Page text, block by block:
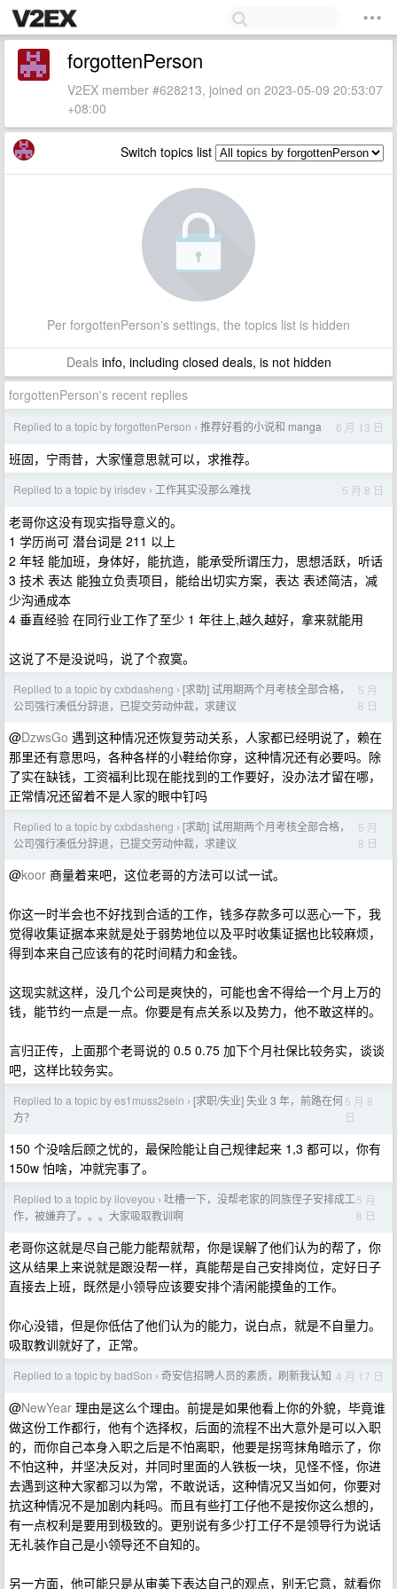
forgottenPerson
V2EX member #628213, joined on 2023-05-09 20:53:07
+08:00
Switch topics list
Per forgottenPerson's settings, the topics list is hidden
Dealsinfo, including closed deals, is not hidden
forgottenPerson's recent replies
Replied to a topic by forgottenPerson › 推荐好看的小说和 manga 6 月 13 日
班固，宁雨昔，大家懂意思就可以，求推荐。
Replied to a topic by irisdev › 工作其实没那么难找 5 月 8 日
老哥你这没有现实指导意义的。
1 学历尚可 潜台词是 211 以上
2 年轻 能加班，身体好，能抗造，能承受所谓压力，思想活跃，听话
3 技术 表达 能独立负责项目，能给出切实方案，表达 表述简洁，减
少沟通成本
4 垂直经验 在同行业工作了至少 1 年往上,越久越好，拿来就能用
这说了不是没说吗，说了个寂寞。
Replied to a topic by cxbdasheng › [求助] 试用期两个月考核全部合格，
公司强行凑低分辞退，已提交劳动仲裁，求建议
5 月
8 日
@DzwsGo 遇到这种情况还恢复劳动关系，人家都已经明说了，赖在
那里还有意思吗，各种各样的小鞋给你穿，这种情况还有必要吗。除
了实在缺钱，工资福利比现在能找到的工作要好，没办法才留在哪，
正常情况还留着不是人家的眼中钉吗
Replied to a topic by cxbdasheng › [求助] 试用期两个月考核全部合格，
公司强行凑低分辞退，已提交劳动仲裁，求建议
5 月
8 日
@koor 商量着来吧，这位老哥的方法可以试一试。
你这一时半会也不好找到合适的工作，钱多存款多可以恶心一下，我
觉得收集证据本来就是处于弱势地位以及平时收集证据也比较麻烦，
得到本来自己应该有的花时间精力和金钱。
这现实就这样，没几个公司是爽快的，可能也舍不得给一个月上万的
钱，能节约一点是一点。你要是有点关系以及势力，他不敢这样的。
言归正传，上面那个老哥说的 0.5 0.75 加下个月社保比较务实，谈谈
吧，这样比较务实。
Replied to a topic by es1muss2sein › [求职/失业] 失业 3 年，前路在何
方？
5 月 8
日
150 个没啥后顾之忧的，最保险能让自己规律起来 1,3 都可以，你有
150w 怕啥，冲就完事了。
Replied to a topic by iloveyou › 吐槽一下，没帮老家的同族侄子安排成工
作，被嫌弃了。。。大家吸取教训啊
5 月
8 日
老哥你这就是尽自己能力能帮就帮，你是误解了他们认为的帮了，你
这从结果上来说就是跟没帮一样，真能帮是自己安排岗位，定好日子
直接去上班，既然是小领导应该要安排个清闲能摸鱼的工作。
你心没错，但是你低估了他们认为的能力，说白点，就是不自量力。
吸取教训就好了，正常。
Replied to a topic by badSon › 奇安信招聘人员的素质，刷新我认知 4 月 17 日
@NewYear 理由是这么个理由。前提是如果他看上你的外貌，毕竟谁
做这份工作都行，他有个选择权，后面的流程不出大意外是可以入职
的，而你自己本身入职之后是不怕离职，他要是拐弯抹角暗示了，你
不怕这种，并坚决反对，并同时里面的人铁板一块，见怪不怪，你进
去遇到这种大家都习以为常，不敢说话，这种情况又当如何，你要对
抗这种情况不是加剧内耗吗。而且有些打工仔他不是按你这么想的，
有一点权利是要用到极致的。更别说有多少打工仔不是领导行为说话
无礼装作自己是小领导还不自知的。
另一方面，他可能只是从审美下表达自己的观点，别无它意，就看你